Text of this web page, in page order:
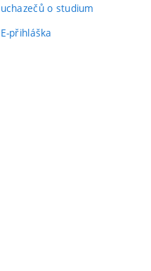
uchazečů o studium
E-přihláška